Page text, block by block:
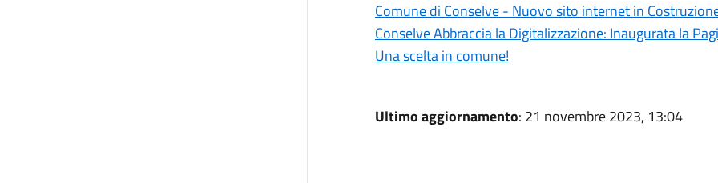
Comune di Conselve - Nuovo sito internet in
Conselve Abbraccia la Digitalizzazione: Inaugurata la
Una scelta in comune!
Ultimo aggiornamento: 21 novembre 2023, 13:04